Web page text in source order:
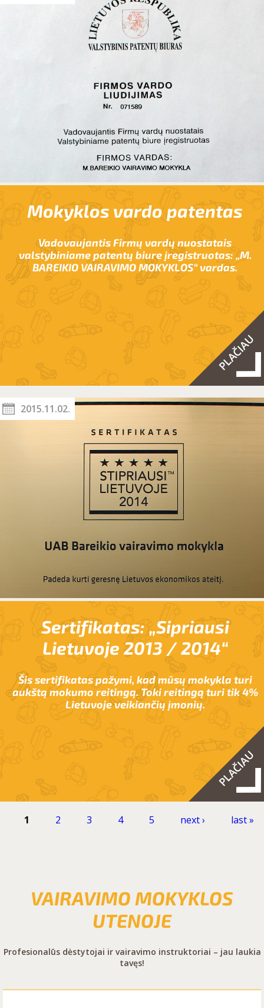
Mokyklos vardo patentas
Vadovaujantis Firmų vardų nuostatais
valstybiniame patentų biure įregistruotas: „M.
BAREIKIO VAIRAVIMO MOKYKLOS“ vardas.
2015.11.02.
Sertifikatas: „Sipriausi
Lietuvoje 2013 / 2014“
Šis sertifikatas pažymi, kad mūsų mokykla turi
aukštą mokumo reitingą. Toki reitingą turi tik 4%
Lietuvoje veikiančių įmonių.
1 2 3 4 5 next › last »
VAIRAVIMO MOKYKLOS
UTENOJE
Profesionalūs dėstytojai ir vairavimo instruktoriai – jau laukia
tavęs!